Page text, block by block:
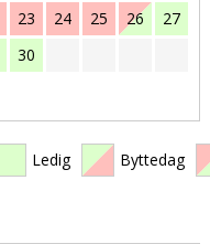
23 24 25 26
27
30
Ledig Byttedag